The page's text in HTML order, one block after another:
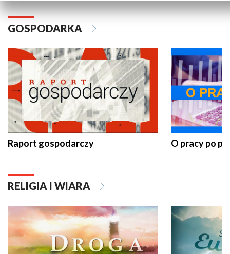
GOSPODARKA
Raport gospodarczy O pracy po
RELIGIA I WIARA